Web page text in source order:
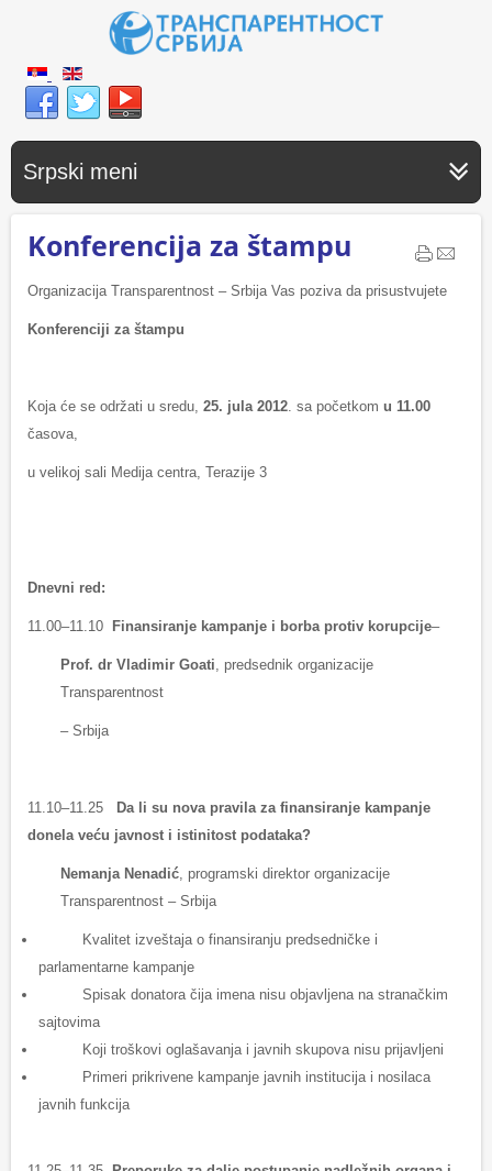
Srpski meni
Konferencija za štampu
Organizacija Transparentnost – Srbija Vas poziva da prisustvujete
Konferenciji za štampu
Koja će se održati u sredu, 25. jula 2012. sa početkom u 11.00
časova,
u velikoj sali Medija centra, Terazije 3
Dnevni red:
11.00–11.10 Finansiranje kampanje i borba protiv korupcije–
Prof. dr Vladimir Goati, predsednik organizacije
Transparentnost
– Srbija
11.10–11.25
Da li su nova pravila za finansiranje kampanje
donela veću javnost i istinitost podataka?
Nemanja Nenadić, programski direktor organizacije
Transparentnost – Srbija
Kvalitet izveštaja o finansiranju predsedničke i
parlamentarne kampanje
Spisak donatora čija imena nisu objavljena na stranačkim
sajtovima
Koji troškovi oglašavanja i javnih skupova nisu prijavljeni
Primeri prikrivene kampanje javnih institucija i nosilaca
javnih funkcija